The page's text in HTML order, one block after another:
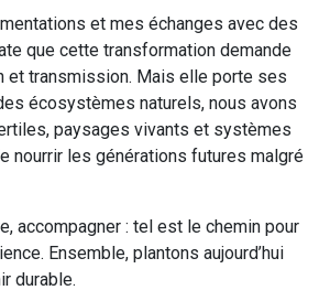
et mes échanges avec des
que cette transformation demande
et transmission. Mais elle porte ses
écosystèmes naturels, nous avons
paysages vivants et systèmes
nourrir les générations futures malgré
accompagner : tel est le chemin pour
Ensemble, plantons aujourd’hui
durable.